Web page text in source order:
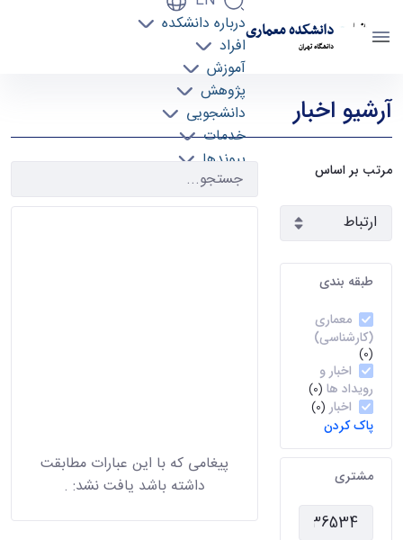
دانشکده معماری
دانشگاه تهران
درباره دانشکده
افراد
آموزش
پژوهش
دانشجویی
خدمات
پیوندها
تماس با ما
آرشیو اخبار
مرتب بر اساس
طبقه بندی
معماری
(کارشناسی)
(0)
اخبار و
رویداد ها (0)
اخبار (0)
پاک کردن
مشتری
پیغامی که با این عبارات مطابقت
داشته باشد یافت نشد: .